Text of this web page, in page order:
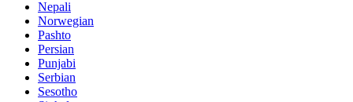
Nepali
Norwegian
Pashto
Persian
Punjabi
Serbian
Sesotho